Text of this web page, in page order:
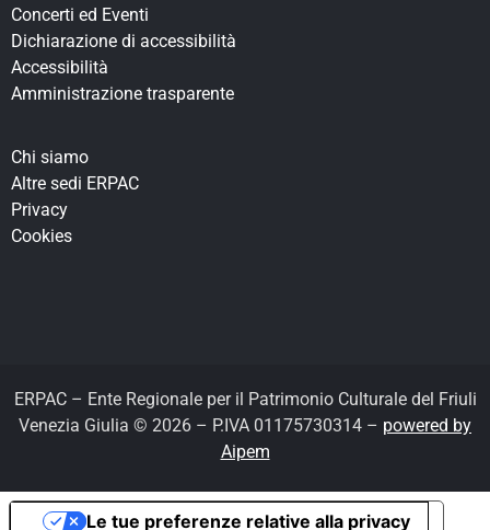
Concerti ed Eventi
Dichiarazione di accessibilità
Accessibilità
Amministrazione trasparente
Chi siamo
Altre sedi ERPAC
Privacy
Cookies
ERPAC – Ente Regionale per il Patrimonio Culturale del Friuli
Venezia Giulia © 2026 – P.IVA 01175730314 – powered by
Aipem
Le tue preferenze relative alla privacy